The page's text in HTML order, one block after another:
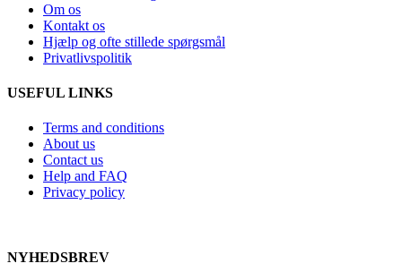
Om os
Kontakt os
Hjælp og ofte stillede spørgsmål
Privatlivspolitik
USEFUL LINKS
Terms and conditions
About us
Contact us
Help and FAQ
Privacy policy
NYHEDSBREV